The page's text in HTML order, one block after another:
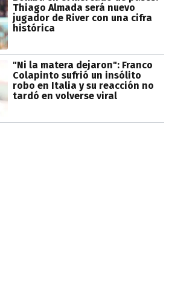
Thiago Almada será nuevo
jugador de River con una cifra
histórica
"Ni la matera dejaron": Franco
Colapinto sufrió un insólito
robo en Italia y su reacción no
tardó en volverse viral